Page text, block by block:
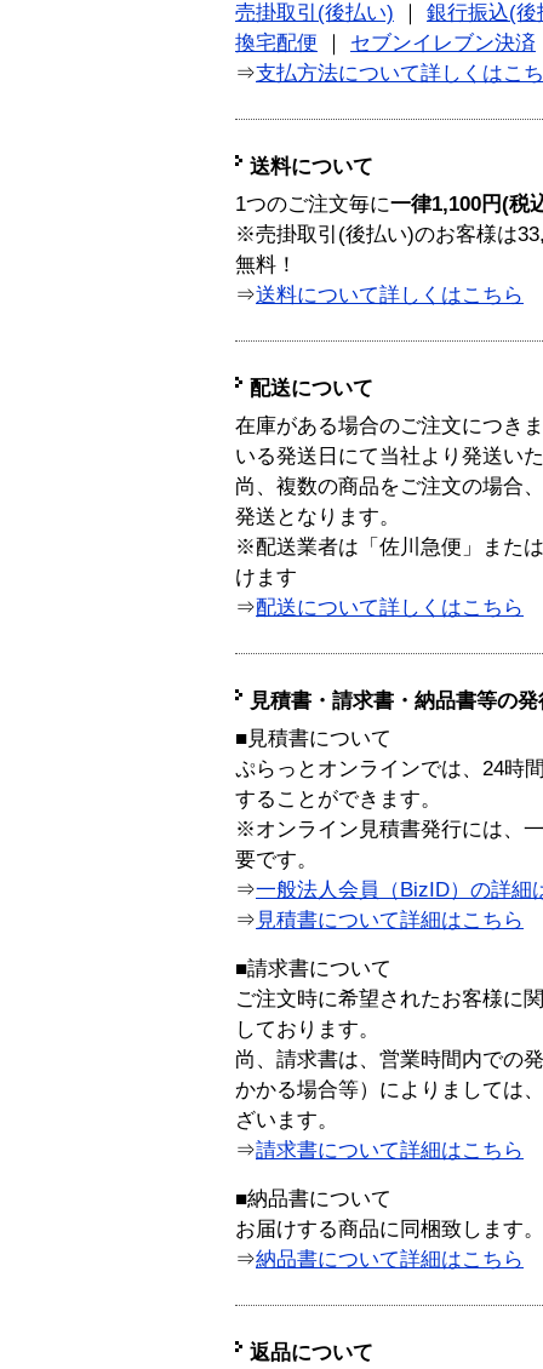
売掛取引(後払い)
銀行振込(後
換宅配便
セブンイレブン決済
⇒支払方法について詳しくはこ
送料について
1つのご注文毎に一律1,100円(税
※売掛取引(後払い)のお客様は
無料！
⇒送料について詳しくはこちら
配送について
在庫がある場合のご注文につき
いる発送日にて当社より発送い
尚、複数の商品をご注文の場合
発送となります。
※配送業者は「佐川急便」また
けます
⇒配送について詳しくはこちら
見積書・請求書・納品書等の
■見積書について
ぷらっとオンラインでは、24時
することができます。
※オンライン見積書発行には、
要です。
⇒一般法人会員（BizID）の詳細
⇒ 見積書について詳細はこちら
■請求書について
ご注文時に希望されたお客様に
しております。
尚、請求書は、営業時間内での
かかる場合等）によりましては
ざいます。
⇒請求書について詳細はこちら
■納品書について
お届けする商品に同梱致します。
⇒納品書について詳細はこちら
返品について